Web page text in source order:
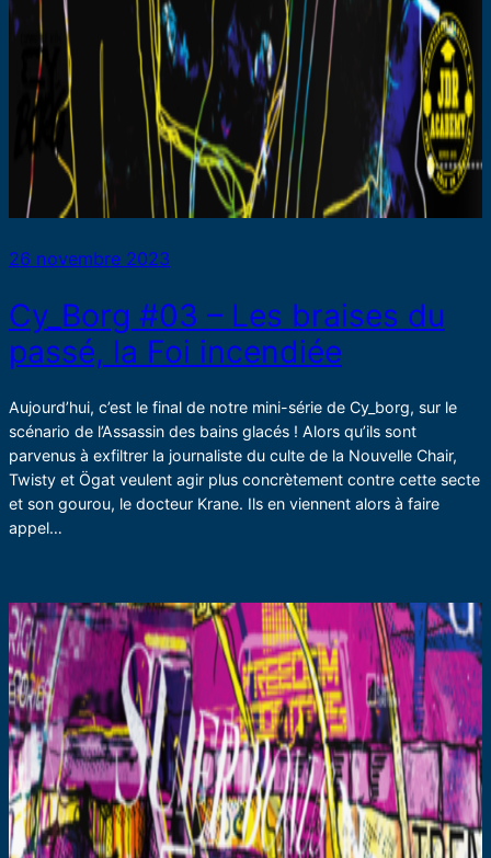
26 novembre 2023
Cy_Borg #03 – Les braises du
passé, la Foi incendiée
Aujourd’hui, c’est le final de notre mini-série de Cy_borg, sur le
scénario de l’Assassin des bains glacés ! Alors qu’ils sont
parvenus à exfiltrer la journaliste du culte de la Nouvelle Chair,
Twisty et Ögat veulent agir plus concrètement contre cette secte
et son gourou, le docteur Krane. Ils en viennent alors à faire
appel…